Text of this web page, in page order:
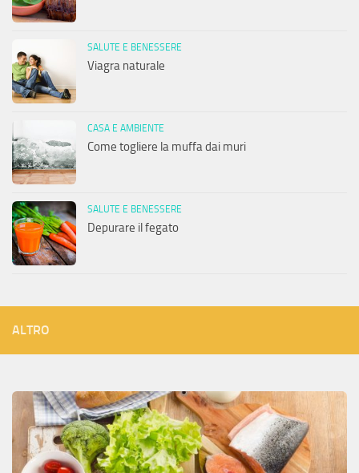
SALUTE E BENESSERE
Viagra naturale
CASA E AMBIENTE
Come togliere la muffa dai muri
SALUTE E BENESSERE
Depurare il fegato
ALTRO